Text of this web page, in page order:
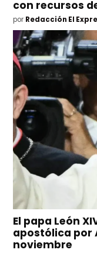
con recursos
por Redacción El
El papa León
apostólica por
noviembre